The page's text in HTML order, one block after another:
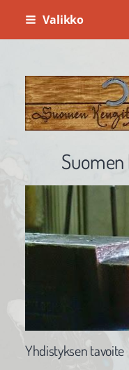
Siirry
Valikko
Suomen
Yhdistyksen tavoite